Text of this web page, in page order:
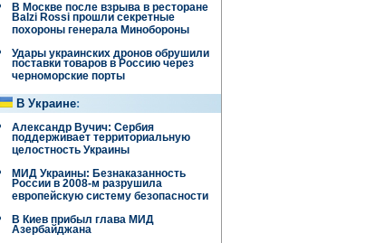
В Москве после взрыва в ресторане
Balzi Rossi прошли секретные
похороны генерала Минобороны
Удары украинских дронов обрушили
поставки товаров в Россию через
черноморские порты
В Украине:
Александр Вучич: Сербия
поддерживает территориальную
целостность Украины
МИД Украины: Безнаказанность
России в 2008-м разрушила
европейскую систему безопасности
В Киев прибыл глава МИД
Азербайджана